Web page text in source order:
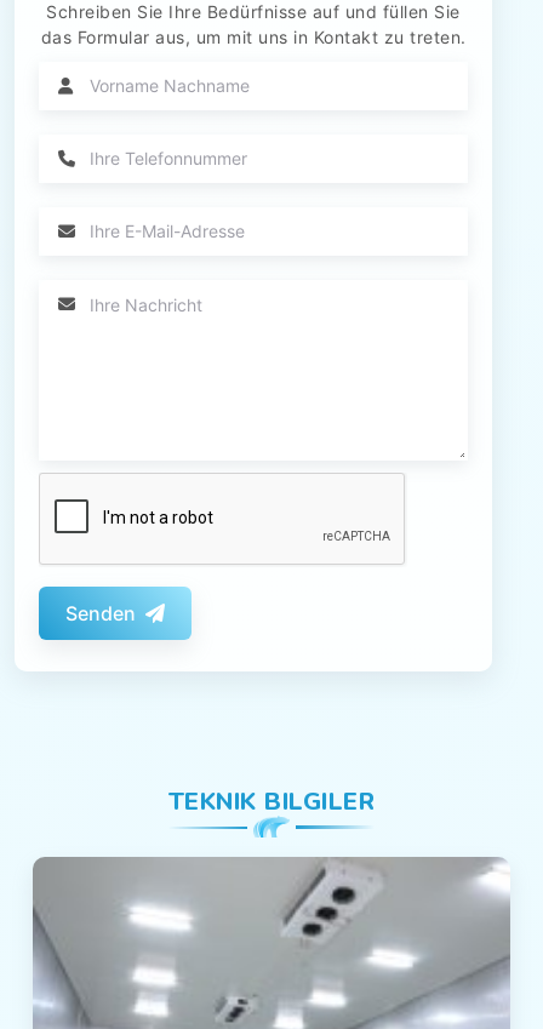
Schreiben Sie Ihre Bedürfnisse auf und füllen Sie
das Formular aus, um mit uns in Kontakt zu treten.
Senden
TEKNIK BILGILER